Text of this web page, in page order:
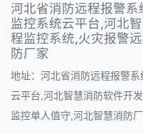
河北省消防远程报警
监控系统云平台,河北
程监控系统,火灾报警
防厂家
地址：河北省消防远程报警
云平台,河北智慧消防软件开
监控单人值守,河北智慧消防